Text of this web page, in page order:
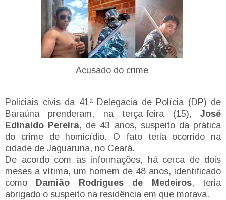
Acusado do crime
Policiais civis da 41ª Delegacia de Polícia (DP) de
Baraúna prenderam, na terça-feira (15), José
Edinaldo Pereira, de 43 anos, suspeito da prática
do crime de homicídio. O fato teria ocorrido na
cidade de Jaguaruna, no Ceará.
De acordo com as informações, há cerca de dois
meses a vítima, um homem de 48 anos, identificado
como
Damião Rodrigues de Medeiros, teria
abrigado o suspeito na residência em que morava.